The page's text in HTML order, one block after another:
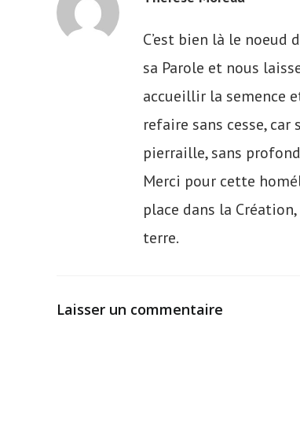
C’est bien là le
sa Parole et nous
accueillir la semence
refaire sans cesse,
pierraille, sans
Merci pour cette
place dans la
terre.
Laisser un commentaire